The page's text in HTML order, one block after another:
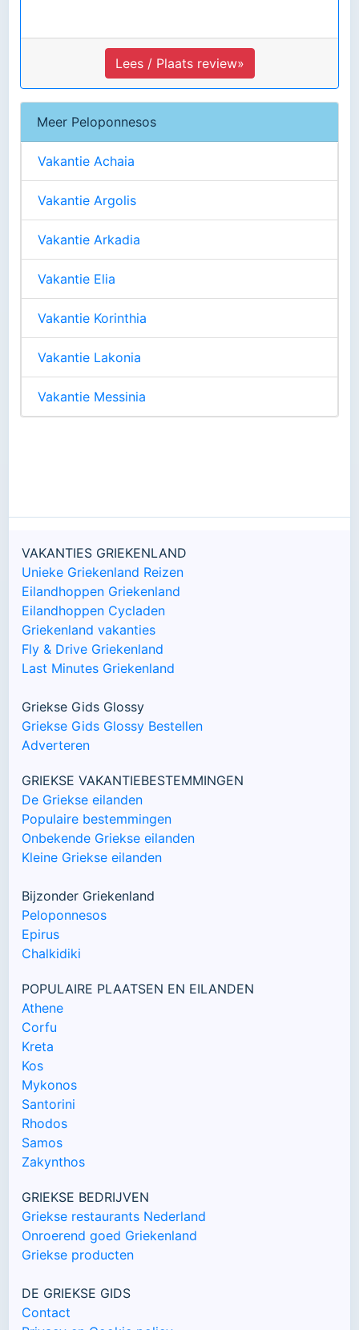
Lees / Plaats review»
Meer Peloponnesos
Vakantie Achaia
Vakantie Argolis
Vakantie Arkadia
Vakantie Elia
Vakantie Korinthia
Vakantie Lakonia
Vakantie Messinia
VAKANTIES GRIEKENLAND
Unieke Griekenland Reizen
Eilandhoppen Griekenland
Eilandhoppen Cycladen
Griekenland vakanties
Fly & Drive Griekenland
Last Minutes Griekenland
Griekse Gids Glossy
Griekse Gids Glossy Bestellen
Adverteren
GRIEKSE VAKANTIEBESTEMMINGEN
De Griekse eilanden
Populaire bestemmingen
Onbekende Griekse eilanden
Kleine Griekse eilanden
Bijzonder Griekenland
Peloponnesos
Epirus
Chalkidiki
POPULAIRE PLAATSEN EN EILANDEN
Athene
Corfu
Kreta
Kos
Mykonos
Santorini
Rhodos
Samos
Zakynthos
GRIEKSE BEDRIJVEN
Griekse restaurants Nederland
Onroerend goed Griekenland
Griekse producten
DE GRIEKSE GIDS
Contact